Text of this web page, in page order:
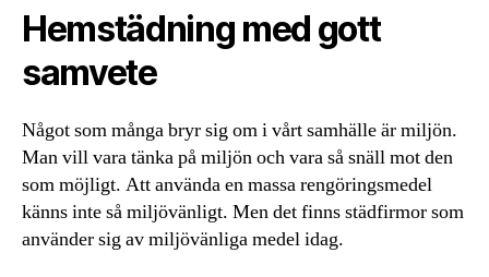
Hemstädning med gott
samvete
Något som många bryr sig om i vårt samhälle är miljön.
Man vill vara tänka på miljön och vara så snäll mot den
som möjligt. Att använda en massa rengöringsmedel
känns inte så miljövänligt. Men det finns städfirmor som
använder sig av miljövänliga medel idag.